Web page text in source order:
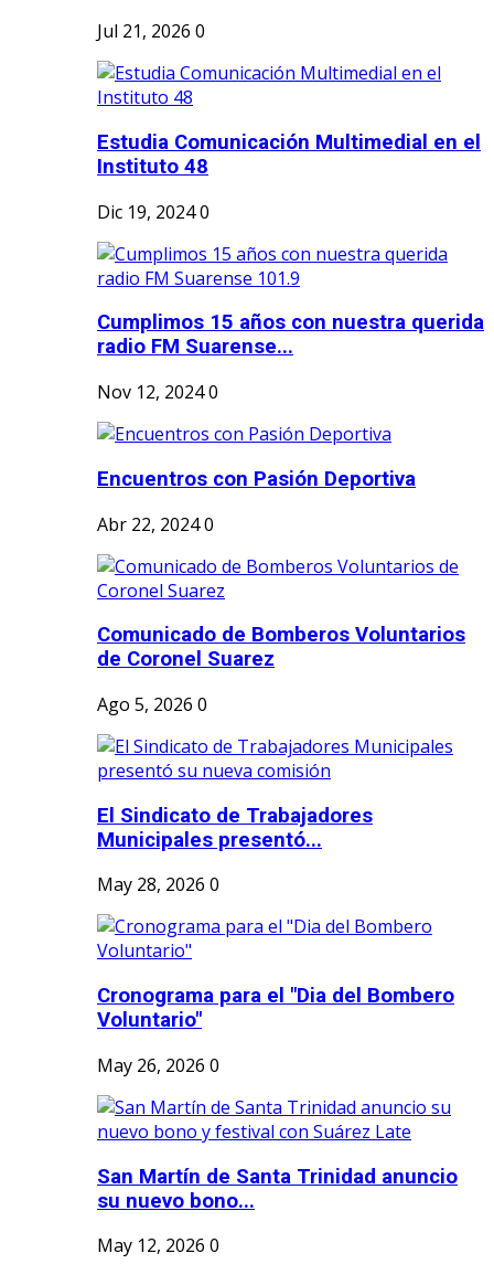
Jul 21, 2026 0
Estudia Comunicación Multimedial en el
Instituto 48
Dic 19, 20240
Cumplimos 15 años con nuestra querida
radio FM Suarense...
Nov 12, 20240
Encuentros con Pasión Deportiva
Abr 22, 20240
Comunicado de Bomberos Voluntarios
de Coronel Suarez
Ago 5, 2026 0
El Sindicato de Trabajadores
Municipales presentó...
May 28, 2026 0
Cronograma para el "Dia del Bombero
Voluntario"
May 26, 2026 0
San Martín de Santa Trinidad anuncio
su nuevo bono...
May 12, 2026 0